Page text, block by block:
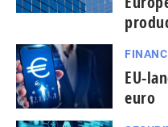
EU-
euro